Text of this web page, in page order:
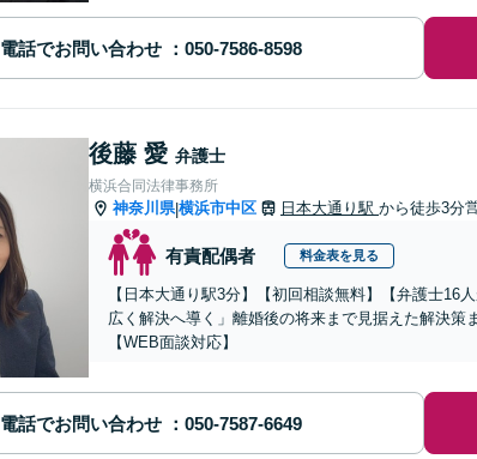
電話でお問い合わせ
後藤 愛 弁護士
横浜合同法律事務所
神奈川県|横浜市中区 日本大通り駅 から徒歩3分
有責配偶者 料金表を見る
【日本大通り駅3分】【初回相談無料】【弁護士
広く解決へ導く」離婚後の将来まで見据えた解決策
【WEB面談対応】
電話でお問い合わせ